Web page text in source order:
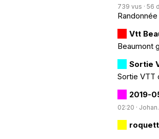
739 vus · 56
Vtt
Beaumont
Sortie
Sortie VTT
2019-
02:20 ·